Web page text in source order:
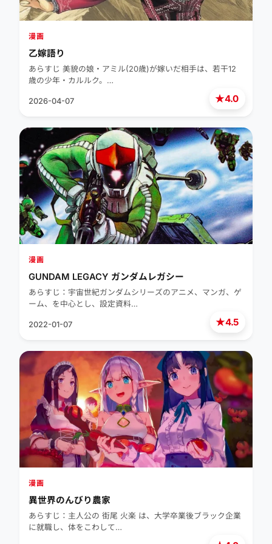
★4.0
漫画
乙嫁語り
あらすじ 美貌の娘・アミル(20歳)が嫁いだ相手は、若干12
歳の少年・カルルク。…
2026-04-07
★4.5
漫画
GUNDAM LEGACY ガンダムレガシー
あらすじ：宇宙世紀ガンダムシリーズのアニメ、マンガ、ゲ
ーム、を中心とし、設定資料…
2022-01-07
漫画
異世界のんびり農家
あらすじ：主人公の 街尾 火楽 は、大学卒業後ブラック企業
に就職し、体をこわして…